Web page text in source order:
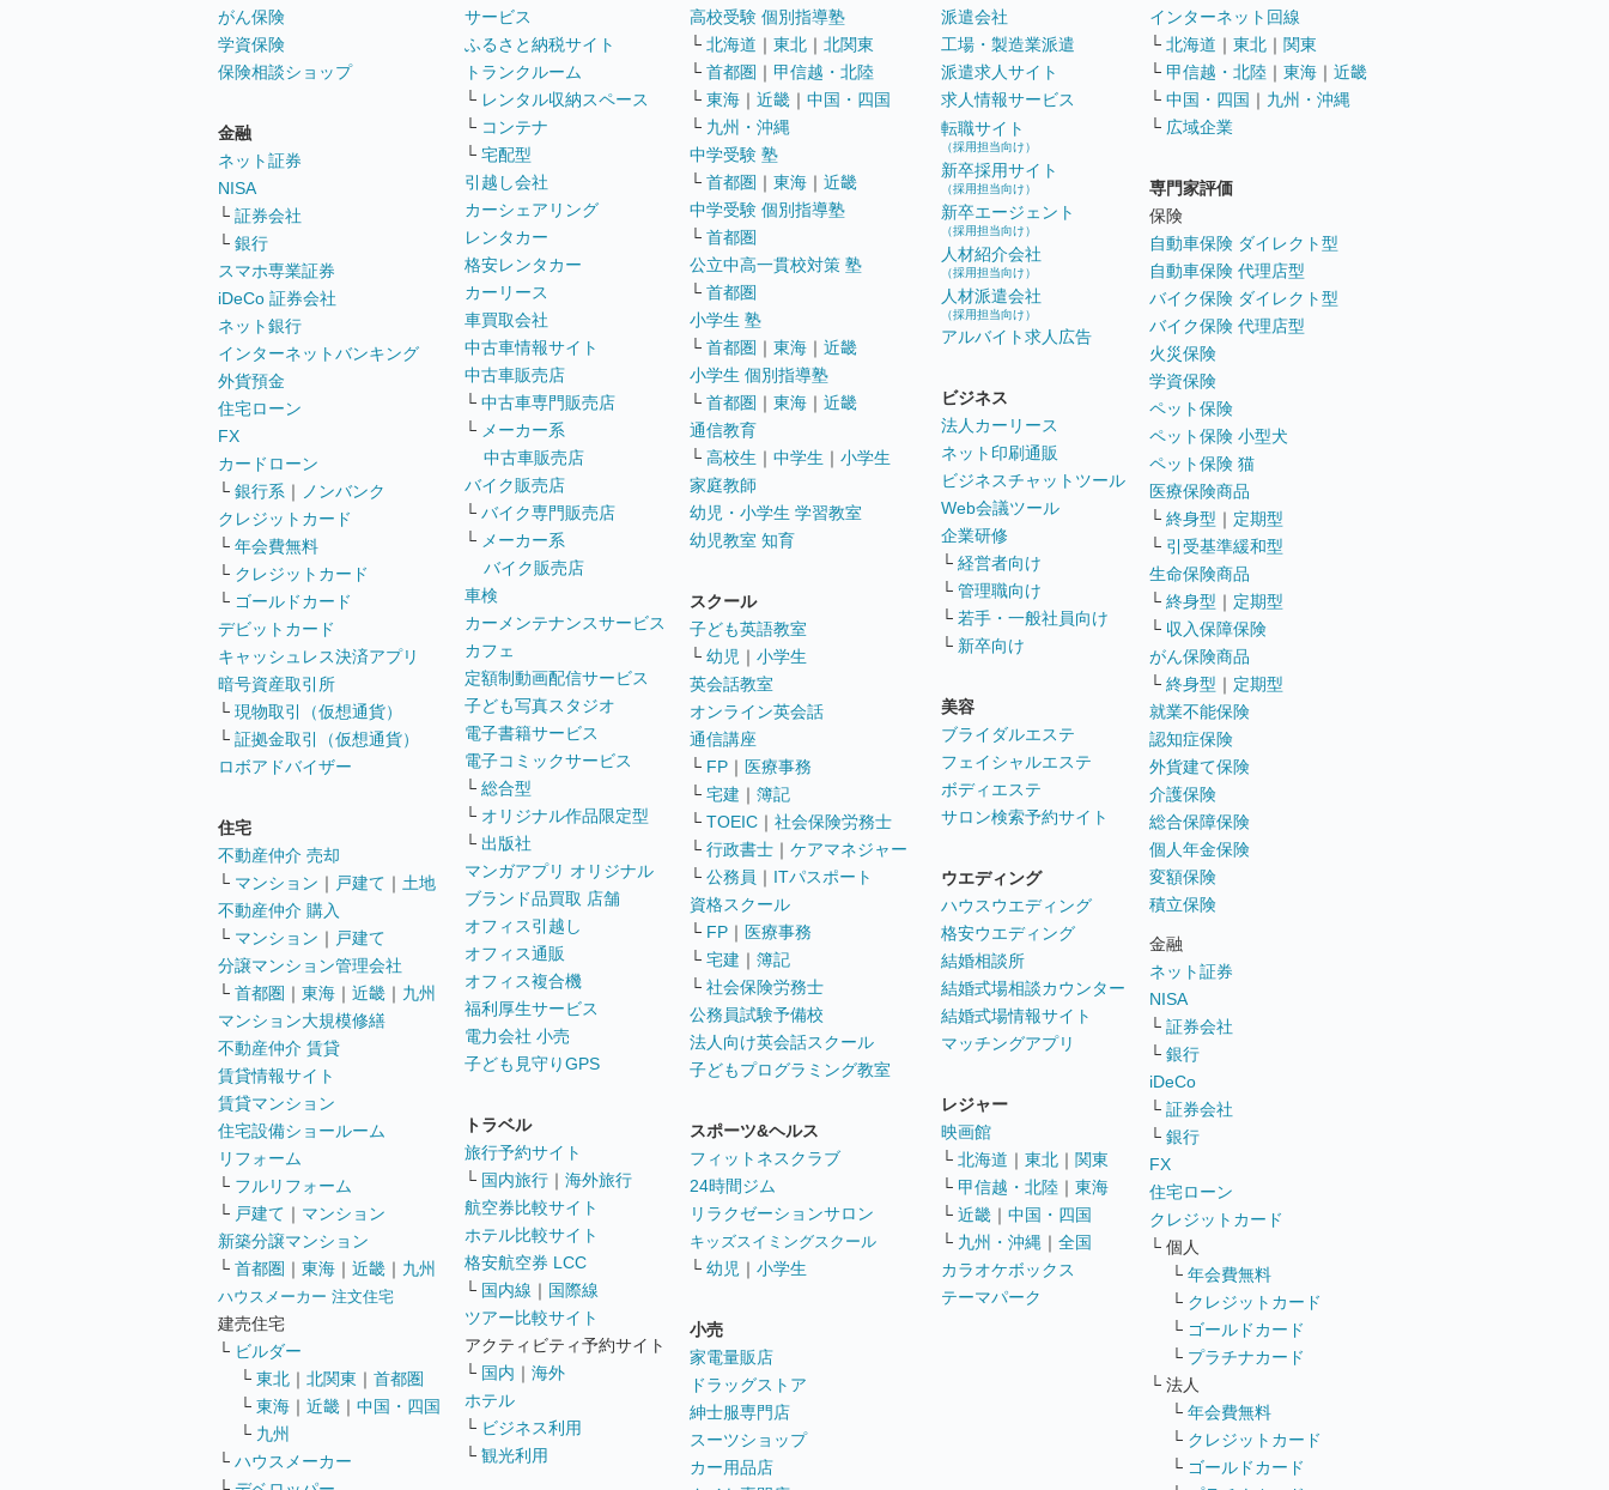
がん保険
学資保険
保険相談ショップ
金融
ネット証券
NISA
└ 証券会社
└ 銀行
スマホ専業証券
iDeCo 証券会社
ネット銀行
インターネットバンキング
外貨預金
住宅ローン
FX
カードローン
└ 銀行系 ｜
ノンバンク
クレジットカード
└ 年会費無料
└ クレジットカード
└ ゴールドカード
デビットカード
キャッシュレス決済アプリ
暗号資産取引所
└ 現物取引（仮想通貨）
└ 証拠金取引（仮想通貨）
ロボアドバイザー
住宅
不動産仲介 売却
└ マンション ｜ 戸建て ｜ 土地
不動産仲介 購入
└ マンション ｜ 戸建て
分譲マンション管理会社
└ 首都圏 ｜ 東海 ｜ 近畿 ｜ 九州
マンション大規模修繕
不動産仲介 賃貸
賃貸情報サイト
賃貸マンション
住宅設備ショールーム
リフォーム
└ フルリフォーム
└ 戸建て ｜ マンション
新築分譲マンション
└ 首都圏 ｜ 東海 ｜ 近畿 ｜ 九州
ハウスメーカー 注文住宅
建売住宅
└ ビルダー
└ 東北 ｜ 北関東 ｜ 首都圏
└ 東海 ｜ 近畿 ｜ 中国・四国
└ 九州
└ ハウスメーカー
サービス
ふるさと納税サイト
トランクルーム
└ レンタル収納スペース
└ コンテナ
└ 宅配型
引越し会社
カーシェアリング
レンタカー
格安レンタカー
カーリース
車買取会社
中古車情報サイト
中古車販売店
└ 中古車専門販売店
└ メーカー系
中古車販売店
バイク販売店
└ バイク専門販売店
└ メーカー系
バイク販売店
車検
カーメンテナンスサービス
カフェ
定額制動画配信サービス
子ども写真スタジオ
電子書籍サービス
電子コミックサービス
└ 総合型
└ オリジナル作品限定型
└ 出版社
マンガアプリ オリジナル
ブランド品買取 店舗
オフィス引越し
オフィス通販
オフィス複合機
福利厚生サービス
電力会社 小売
子ども見守りGPS
トラベル
旅行予約サイト
└ 国内旅行 ｜ 海外旅行
航空券比較サイト
ホテル比較サイト
格安航空券 LCC
└ 国内線 ｜ 国際線
ツアー比較サイト
アクティビティ予約サイト
└ 国内 ｜ 海外
ホテル
└ ビジネス利用
└ 観光利用
高校受験 個別指導塾
└ 北海道 ｜ 東北 ｜ 北関東
└ 首都圏 ｜ 甲信越・北陸
└ 東海 ｜ 近畿 ｜ 中国・四国
└ 九州・沖縄
中学受験 塾
└ 首都圏 ｜ 東海 ｜ 近畿
中学受験 個別指導塾
└ 首都圏
公立中高一貫校対策 塾
└ 首都圏
小学生 塾
└ 首都圏 ｜ 東海 ｜ 近畿
小学生 個別指導塾
└ 首都圏 ｜ 東海 ｜ 近畿
通信教育
└ 高校生 ｜ 中学生 ｜ 小学生
家庭教師
幼児・小学生 学習教室
幼児教室 知育
スクール
子ども英語教室
└ 幼児 ｜ 小学生
英会話教室
オンライン英会話
通信講座
└ FP ｜ 医療事務
└ 宅建 ｜ 簿記
└ TOEIC ｜ 社会保険労務士
└ 行政書士 ｜ ケアマネジャー
└ 公務員 ｜ ITパスポート
資格スクール
└ FP ｜ 医療事務
└ 宅建 ｜ 簿記
└ 社会保険労務士
公務員試験予備校
法人向け英会話スクール
子どもプログラミング教室
スポーツ&ヘルス
フィットネスクラブ
24時間ジム
リラクゼーションサロン
キッズスイミングスクール
└ 幼児 ｜ 小学生
小売
家電量販店
ドラッグストア
紳士服専門店
スーツショップ
カー用品店
派遣会社
工場・製造業派遣
派遣求人サイト
求人情報サービス
転職サイト
（採用担当向け）
新卒採用サイト
（採用担当向け）
新卒エージェント
（採用担当向け）
人材紹介会社
（採用担当向け）
人材派遣会社
（採用担当向け）
アルバイト求人広告
ビジネス
法人カーリース
ネット印刷通販
ビジネスチャットツール
Web会議ツール
企業研修
└ 経営者向け
└ 管理職向け
└ 若手・一般社員向け
└ 新卒向け
美容
ブライダルエステ
フェイシャルエステ
ボディエステ
サロン検索予約サイト
ウエディング
ハウスウエディング
格安ウエディング
結婚相談所
結婚式場相談カウンター
結婚式場情報サイト
マッチングアプリ
レジャー
映画館
└ 北海道 ｜ 東北 ｜ 関東
└ 甲信越・北陸 ｜ 東海
└ 近畿 ｜ 中国・四国
└ 九州・沖縄 ｜ 全国
カラオケボックス
テーマパーク
インターネット回線
└ 北海道 ｜ 東北 ｜ 関東
└ 甲信越・北陸 ｜ 東海 ｜ 近畿
└ 中国・四国 ｜ 九州・沖縄
└ 広域企業
専門家評価
保険
自動車保険 ダイレクト型
自動車保険 代理店型
バイク保険 ダイレクト型
バイク保険 代理店型
火災保険
学資保険
ペット保険
ペット保険 小型犬
ペット保険 猫
医療保険商品
└ 終身型 ｜ 定期型
└ 引受基準緩和型
生命保険商品
└ 終身型 ｜ 定期型
└ 収入保障保険
がん保険商品
└ 終身型 ｜ 定期型
就業不能保険
認知症保険
外貨建て保険
介護保険
総合保障保険
個人年金保険
変額保険
積立保険
金融
ネット証券
NISA
└ 証券会社
└ 銀行
iDeCo
└ 証券会社
└ 銀行
FX
住宅ローン
クレジットカード
└ 個人
└ 年会費無料
└ クレジットカード
└ ゴールドカード
└ プラチナカード
└ 法人
└ 年会費無料
└ クレジットカード
└ ゴールドカード